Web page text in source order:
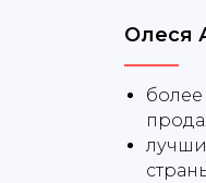
Олеся
более